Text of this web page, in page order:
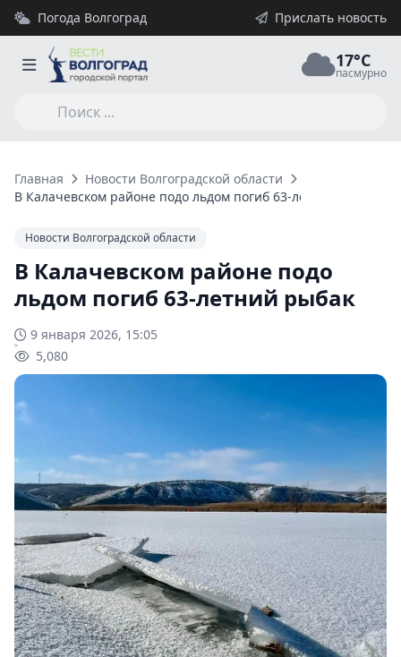
Погода Волгоград Прислать новость
17°C
пасмурно
Главная
Новости Волгоградской области
В Калачевском районе подо льдом погиб 63-летний рыбак
Новости Волгоградской области
В Калачевском районе подо
льдом погиб 63-летний рыбак
9 января 2026, 15:05
5,080